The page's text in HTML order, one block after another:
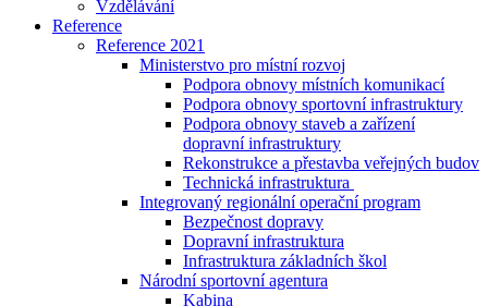
Vzdělávání
Reference
Reference 2021
Ministerstvo pro místní rozvoj
Podpora obnovy místních komunikací
Podpora obnovy sportovní infrastruktury
Podpora obnovy staveb a zařízení
dopravní infrastruktury
Rekonstrukce a přestavba veřejných budov
Technická infrastruktura
Integrovaný regionální operační program
Bezpečnost dopravy
Dopravní infrastruktura
Infrastruktura základních škol
Národní sportovní agentura
Kabina